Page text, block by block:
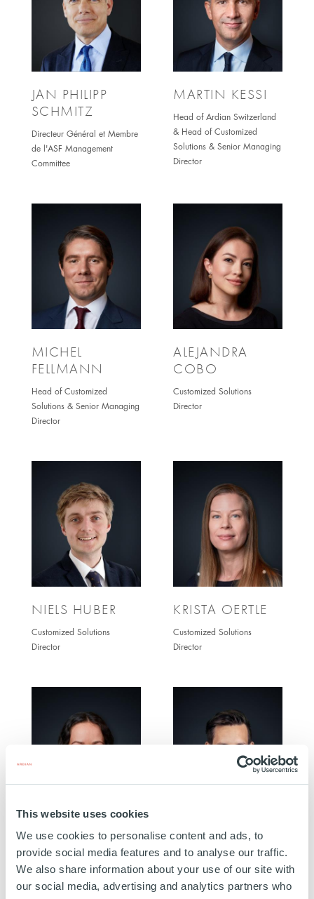
This website uses cookies
We use cookies to personalise content and ads, to
provide social media features and to analyse our traffic.
We also share information about your use of our site with
our social media, advertising and analytics partners who
JAN PHILIPP
SCHMITZ
Directeur Général et Membre
de l'ASF Management
Committee
MARTIN KESSI
Head of Ardian Switzerland
& Head of Customized
Solutions & Senior Managing
Director
MICHEL
FELLMANN
Head of Customized
Solutions & Senior Managing
Director
ALEJANDRA
COBO
Customized Solutions
Director
NIELS HUBER
Customized Solutions
Director
KRISTA OERTLE
Customized Solutions
Director
NADJA MÜLLER
Customized Solutions Senior
Manager
AMÉDÉE
SAUDINO
Customized Solutions Senior
Manager